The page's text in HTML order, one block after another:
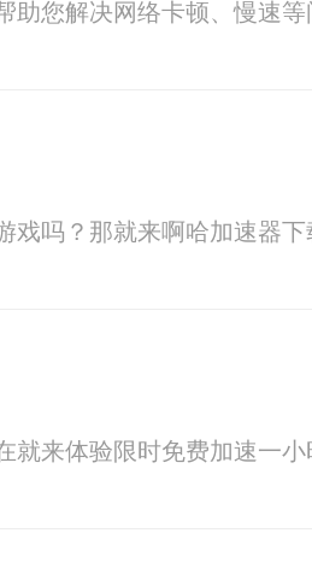
您解决网络卡顿、慢速等
吗？那就来啊哈加速器
来体验限时免费加速一